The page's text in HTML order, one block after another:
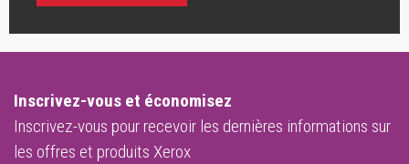
Inscrivez-vous et économisez
Inscrivez-vous pour recevoir les dernières informations sur
les offres et produits Xerox